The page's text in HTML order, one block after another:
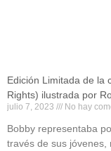
Edición Limitada de la
Rights) ilustrada por
julio 7, 2023 No hay
Bobby representaba
través de sus